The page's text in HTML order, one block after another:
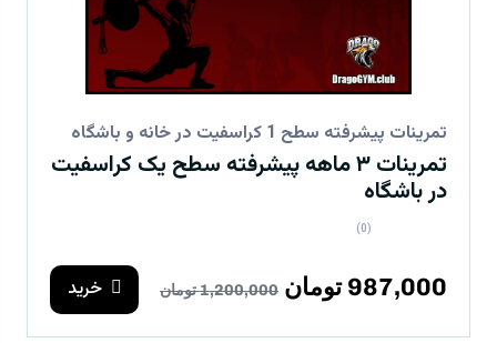
تمرینات پیشرفته سطح 1 کراسفیت در خانه و باشگاه
تمرینات ۳ ماهه پیشرفته سطح یک کراسفیت
در باشگاه
(0)
987,000 تومان 1,200,000 تومان خرید